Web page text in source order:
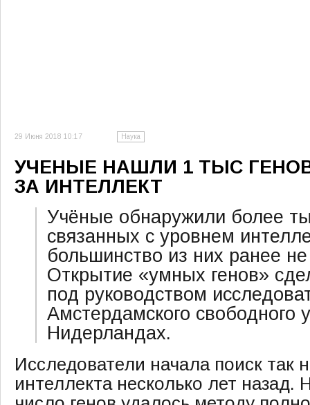
29 Июня 2018 10:17 Наука
УЧЕНЫЕ НАШЛИ 1 ТЫС
ЗА ИНТЕЛЛЕКТ
Учёные обнаружили более
связанных с уровнем
большинство из них ранее
Открытие «умных генов»
под руководством
Амстердамского свободного
Нидерландах.
Исследователи начала поиск так
интеллекта несколько лет назад.